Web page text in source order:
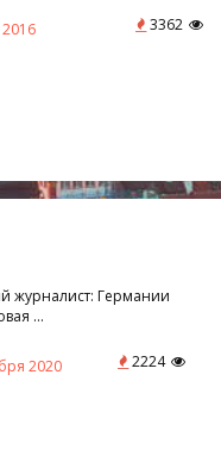
3362
журналист: Германии
...
2020 2224